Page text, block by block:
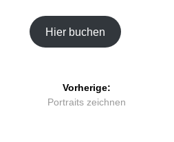
Hier buchen
Beitragsnavigation
Vorherige:
Vorheriger
Portraits zeichnen